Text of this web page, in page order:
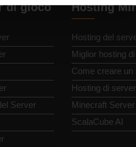
di gioco
Server
Hosting
Hosting del
Miglior hosting
Come creare
Hosting di
Minecraft
ScalaCube AI